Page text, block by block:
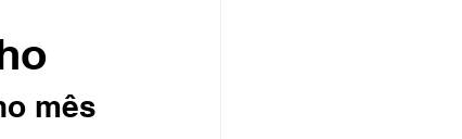
mês